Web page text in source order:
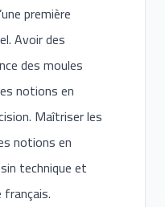
première
Avoir des
des moules
notions en
Maîtriser les
notions en
technique et